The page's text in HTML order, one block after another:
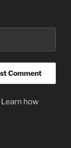
Learn how